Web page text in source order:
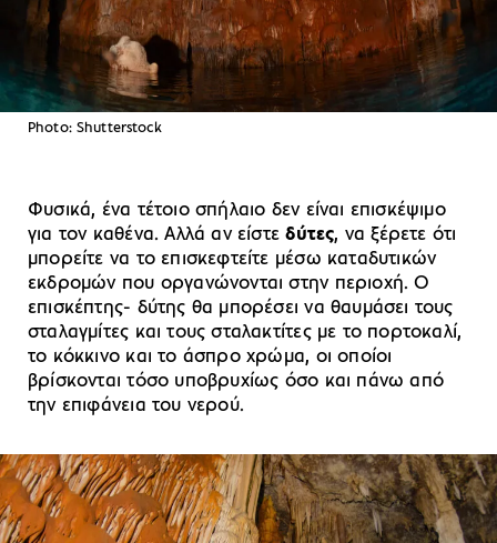
Photo: Shutterstock
Φυσικά, ένα τέτοιο σπήλαιο δεν είναι επισκέψιμο
για τον καθένα. Αλλά αν είστεδύτες, να ξέρετε ότι
μπορείτε να το επισκεφτείτε μέσω καταδυτικών
εκδρομών που οργανώνονται στην περιοχή. Ο
επισκέπτης- δύτης θα μπορέσει να θαυμάσει τους
σταλαγμίτες και τους σταλακτίτες με το πορτοκαλί,
το κόκκινο και το άσπρο χρώμα, οι οποίοι
βρίσκονται τόσο υποβρυχίως όσο και πάνω από
την επιφάνεια του νερού.